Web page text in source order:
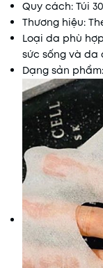
Quy cách: Túi
Thương hiệu:
Loại da phù
sức sống và da
Dạng sản